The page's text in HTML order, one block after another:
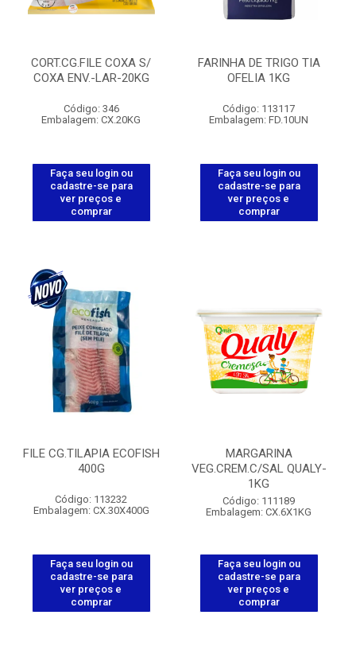
CORT.CG.FILE COXA S/
COXA ENV.-LAR-20KG
Código: 346
Embalagem: CX.20KG
Faça seu login ou
cadastre-se para
ver preços e
comprar
FARINHA DE TRIGO TIA
OFELIA 1KG
Código: 113117
Embalagem: FD.10UN
Faça seu login ou
cadastre-se para
ver preços e
comprar
FILE CG.TILAPIA ECOFISH
400G
Código: 113232
Embalagem: CX.30X400G
Faça seu login ou
cadastre-se para
ver preços e
comprar
MARGARINA
VEG.CREM.C/SAL QUALY-
1KG
Código: 111189
Embalagem: CX.6X1KG
Faça seu login ou
cadastre-se para
ver preços e
comprar